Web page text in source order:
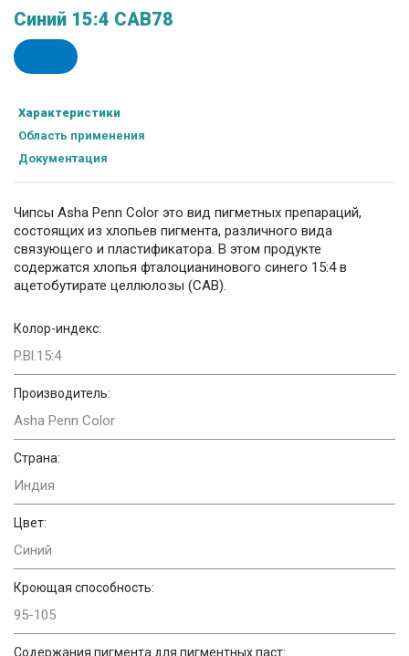
Синий 15:4 CAB78
Характеристики
Область применения
Документация
Чипсы Asha Penn Color это вид пигметных препараций,
состоящих из хлопьев пигмента, различного вида
связующего и пластификатора. В этом продукте
содержатся хлопья фталоцианинового синего 15:4 в
ацетобутирате целлюлозы (CAB).
Колор-индекс:
P.Bl.15:4
Производитель:
Asha Penn Color
Страна:
Индия
Цвет:
Синий
Кроющая способность:
95-105
Содержания пигмента для пигментных паст: